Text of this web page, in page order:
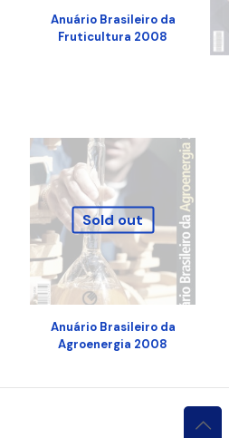
Anuário Brasileiro da
Fruticultura 2008
Sold out
Anuário Brasileiro da
Agroenergia 2008